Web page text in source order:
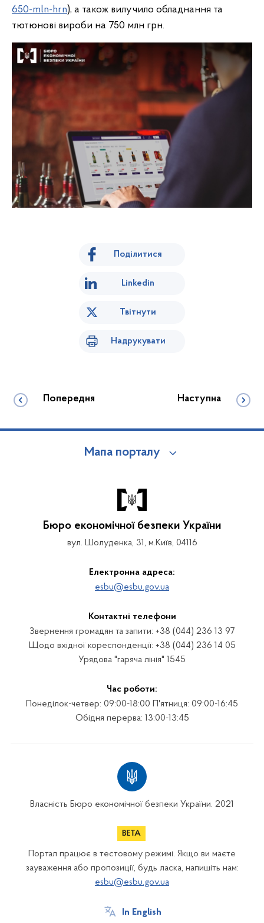
650-mln-hrn), а також вилучило обладнання та
тютюнові вироби на 750 млн грн.
Поділитися
Linkedin
Твітнути
Надрукувати
Попередня Наступна
Мапа порталу
Бюро економічної безпеки України
вул. Шолуденка, 31, м.Київ, 04116
Електронна адреса:
esbu@esbu.gov.ua
Контактні телефони
Звернення громадян та запити: +38 (044) 236 13 97
Щодо вхідної кореспонденції: +38 (044) 236 14 05
Урядова "гаряча лінія" 1545
Час роботи:
Понеділок-четвер: 09:00-18:00 П'ятниця: 09:00-16:45
Обідня перерва: 13:00-13:45
Власність Бюро економічної безпеки України. 2021
Портал працює в тестовому режимі. Якщо ви маєте
зауваження або пропозиції, будь ласка, напишіть нам:
esbu@esbu.gov.ua
In English